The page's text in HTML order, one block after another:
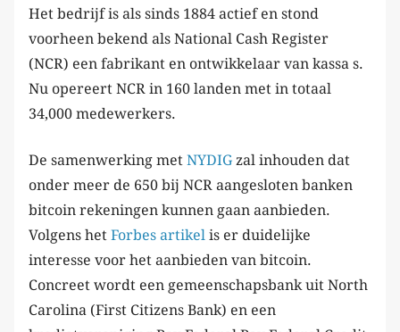
Het bedrijf is als sinds 1884 actief en stond
voorheen bekend als National Cash Register
(NCR) een fabrikant en ontwikkelaar van kassa s.
Nu opereert NCR in 160 landen met in totaal
34,000 medewerkers.
De samenwerking met NYDIG zal inhouden dat
onder meer de 650 bij NCR aangesloten banken
bitcoin rekeningen kunnen gaan aanbieden.
Volgens het Forbes artikel is er duidelijke
interesse voor het aanbieden van bitcoin.
Concreet wordt een gemeenschapsbank uit North
Carolina (First Citizens Bank) en een